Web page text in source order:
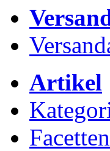
Artikel